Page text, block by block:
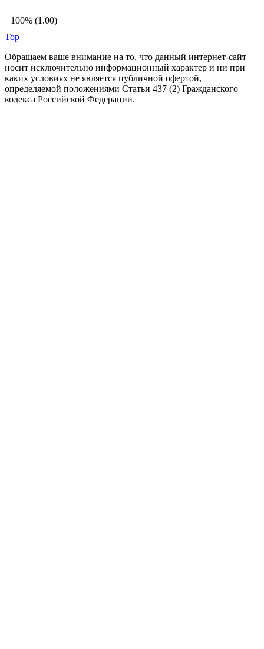
100% (1.00)
Top
Обращаем ваше внимание на то, что данный интернет-сайт
носит исключительно информационный характер и ни при
каких условиях не является публичной офертой,
определяемой положениями Статьи 437 (2) Гражданского
кодекса Российской Федерации.